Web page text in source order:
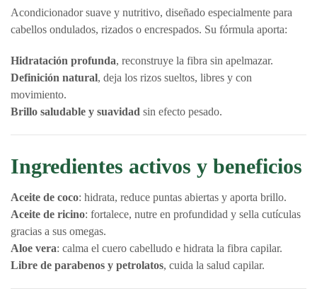
Acondicionador suave y nutritivo, diseñado especialmente para
cabellos ondulados, rizados o encrespados. Su fórmula aporta:
Hidratación profunda, reconstruye la fibra sin apelmazar.
Definición natural, deja los rizos sueltos, libres y con
movimiento.
Brillo saludable y suavidad sin efecto pesado.
Ingredientes activos y beneficios
Aceite de coco: hidrata, reduce puntas abiertas y aporta brillo.
Aceite de ricino: fortalece, nutre en profundidad y sella cutículas
gracias a sus omegas.
Aloe vera: calma el cuero cabelludo e hidrata la fibra capilar.
Libre de parabenos y petrolatos, cuida la salud capilar.